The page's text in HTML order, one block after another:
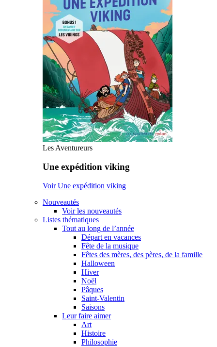
Les Aventureurs
Une expédition viking
Voir Une expédition viking
Nouveautés
Voir les nouveautés
Listes thématiques
Tout au long de l’année
Départ en vacances
Fête de la musique
Fêtes des mères, des pères, de la famille
Halloween
Hiver
Noël
Pâques
Saint-Valentin
Saisons
Leur faire aimer
Art
Histoire
Philosophie